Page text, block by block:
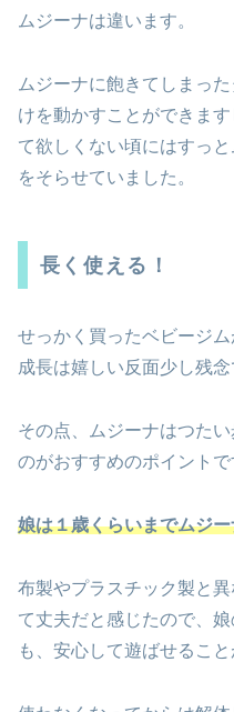
ムジーナは違います。
ムジーナに飽きてしまっ
けを動かすことができま
て欲しくない頃にはすっ
をそらせていました。
長く使える！
せっかく買ったベビージ
成長は嬉しい反面少し残念
その点、ムジーナはつた
のがおすすめのポイントで
娘は１歳くらいまでムジ
布製やプラスチック製と
て丈夫だと感じたので、 娘
も、安心して遊ばせること